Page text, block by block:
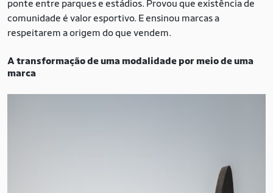
ponte entre parques e estádios. Provou que existência de
comunidade é valor esportivo. E ensinou marcas a
respeitarem a origem do que vendem.
A transformação de uma modalidade por meio de uma
marca